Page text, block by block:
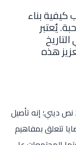
كيفية بناء
يُعتبر
هذه
ديني؛ إنه تأصيل
تتعلق بمفاهيم